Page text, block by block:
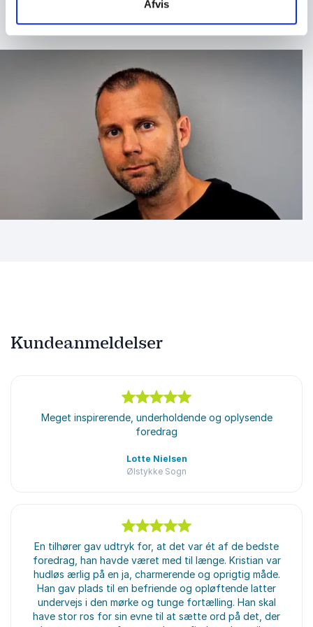
Afvis
faglige fællesskaber, sorggrupper, biblioteker og
organisationer der ønsker et stærkt og
livsbekræftende indblik i en personlig fortælling om
Kundeanmeldelser
ud af 5
Meget inspirerende, underholdende og oplysende
foredrag
Lotte Nielsen
Ølstykke Sogn
5ud af5
En tilhører gav udtryk for, at det var ét af de bedste
foredrag, han havde været med til længe. Kristian var
hudløs ærlig på en ja, charmerende og oprigtig måde.
Han gav plads til en befriende og opløftende latter
undervejs i den mørke og tunge fortælling. Han skal
have stor ros for sin evne til at sætte ord på det, der